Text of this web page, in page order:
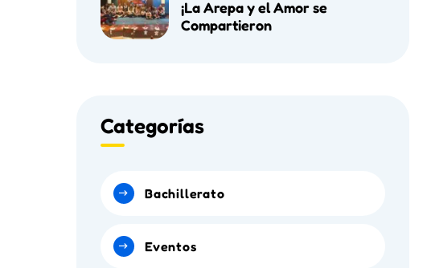
¡La Arepa y el Amor se
Compartieron
Categorías
Bachillerato
Eventos